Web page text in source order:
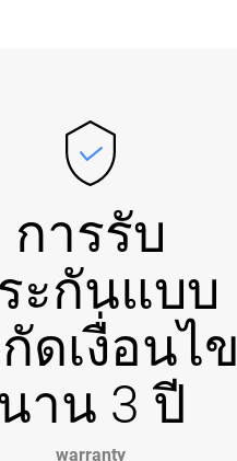
การรับ
ะกันแบบ
ดเงื่อนไข
าน 3 ปี
warranty